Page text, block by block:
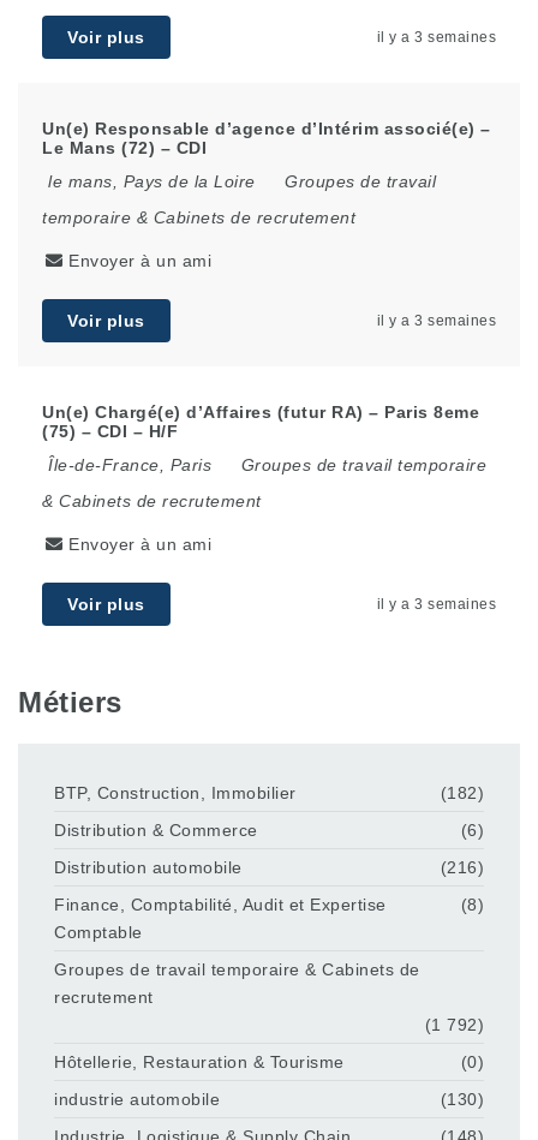
Voir plus il y a 3 semaines
Un(e) Responsable d’agence d’Intérim associé(e) –
Le Mans (72) – CDI
le mans
Pays de la Loire
Groupes de travail
temporaire & Cabinets de recrutement
Envoyer à un ami
Voir plus il y a 3 semaines
Un(e) Chargé(e) d’Affaires (futur RA) – Paris 8eme
(75) – CDI – H/F
Île-de-France
Paris
Groupes de travail temporaire
& Cabinets de recrutement
Envoyer à un ami
Voir plus il y a 3 semaines
Métiers
BTP, Construction, Immobilier
(182)
Distribution & Commerce
(6)
Distribution automobile
(216)
Finance, Comptabilité, Audit et Expertise
Comptable
(8)
Groupes de travail temporaire & Cabinets de
recrutement
(1 792)
Hôtellerie, Restauration & Tourisme
(0)
industrie automobile
(130)